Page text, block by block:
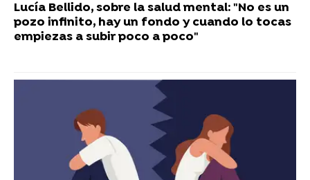
Lucía Bellido, sobre la salud mental: "No es un
pozo infinito, hay un fondo y cuando lo tocas
empiezas a subir poco a poco"